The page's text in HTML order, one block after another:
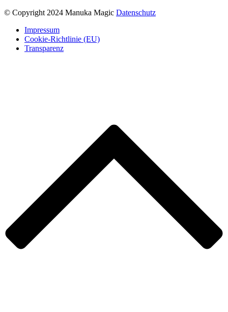
© Copyright 2024 Manuka Magic Datenschutz
Impressum
Cookie-Richtlinie (EU)
Transparenz